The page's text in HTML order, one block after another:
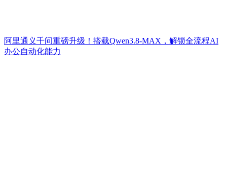
阿里通义千问重磅升级！搭载Qwen3.8-MAX，解锁全流程AI
办公自动化能力